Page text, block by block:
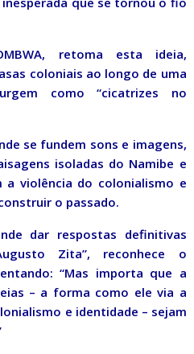
retoma esta ideia,
coloniais ao longo de uma
como “cicatrizes no
se fundem sons e imagens,
isoladas do Namibe e
a violência do colonialismo e
o passado.
dar respostas definitivas
Zita”, reconhece o
“Mas importa que a
– a forma como ele via a
e identidade – sejam